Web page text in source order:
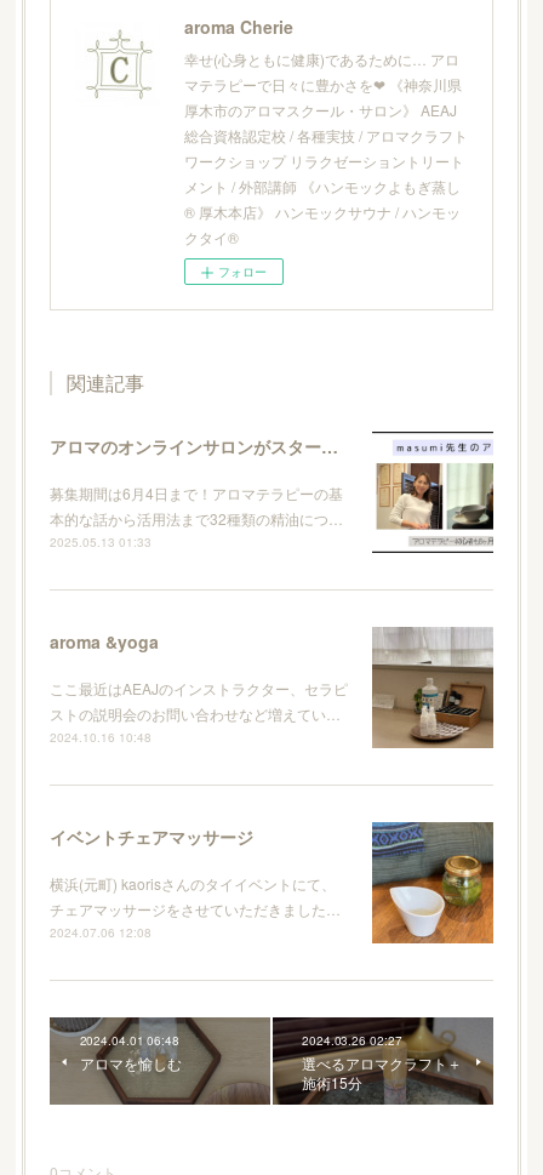
aroma Cherie
幸せ(心身ともに健康)であるために… アロ
マテラピーで日々に豊かさを❤︎ 《神奈川県
厚木市のアロマスクール・サロン》 AEAJ
総合資格認定校 / 各種実技 / アロマクラフト
ワークショップ リラクゼーショントリート
メント / 外部講師 《ハンモックよもぎ蒸し
® 厚木本店》 ハンモックサウナ / ハンモッ
クタイ®
フォロー
関連記事
アロマのオンラインサロンがスタートします
募集期間は6月4日まで！アロマテラピーの基
本的な話から活用法まで32種類の精油につ…
2025.05.13 01:33
aroma &yoga
ここ最近はAEAJのインストラクター、セラピ
ストの説明会のお問い合わせなど増えてい…
2024.10.16 10:48
イベントチェアマッサージ
横浜(元町) kaorisさんのタイイベントにて、
チェアマッサージをさせていただきました…
2024.07.06 12:08
2024.04.01 06:48
アロマを愉しむ
2024.03.26 02:27
選べるアロマクラフト＋
施術15分